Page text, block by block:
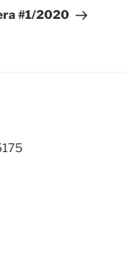
#1/2020